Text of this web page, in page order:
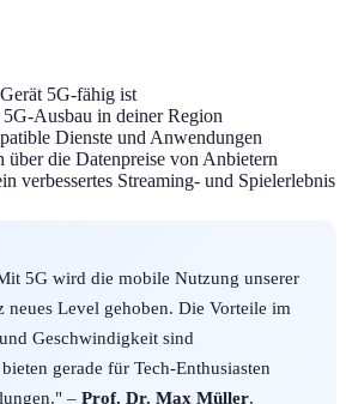
5G-fähig ist
Ausbau in deiner Region
Dienste und Anwendungen
die Datenpreise von Anbietern
verbessertes Streaming- und Spielerlebnis
5G wird die mobile Nutzung unserer
neues Level gehoben. Die Vorteile im
Geschwindigkeit sind
gerade für Tech-Enthusiasten
– Prof. Dr. Max Müller,